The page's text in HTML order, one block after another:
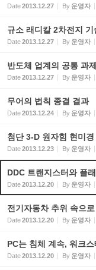
Date2013.12.27 By 운영자
규소 래디칼 2차전지 기
Date2013.12.27 By 운영자
반도체 업계의 공통 과
Date2013.12.27 By 운영자
무어의 법칙 종결 결과
Date2013.12.24 By 운영자
첨단 3-D 원자힘 현미
Date2013.12.23 By 운영자
DDC 트랜지스터와 플
Date2013.12.20 By 운영자
전기자동차 추위 속으
Date2013.12.20 By 운영자
PC는 침체 계속, 워크
Date2013.12.20 By 운영자